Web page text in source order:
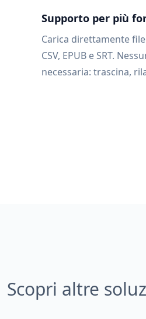
Supporto per più
Carica direttamente file
CSV, EPUB e SRT.
necessaria: trascina,
Scopri altre